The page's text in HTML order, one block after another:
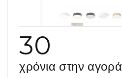
30
χρόνια στην αγορά